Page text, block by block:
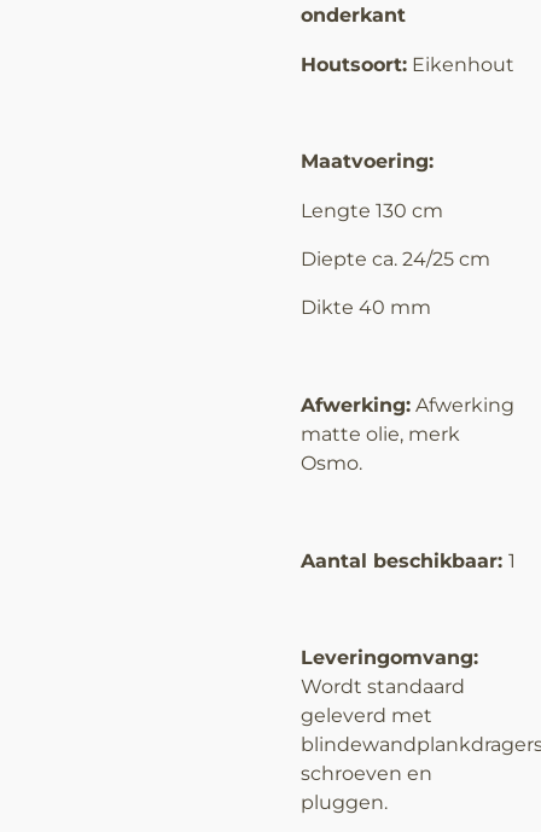
onderkant
Houtsoort: Eikenhout
Maatvoering:
Lengte 130 cm
Diepte ca. 24/25 cm
Dikte 40 mm
Afwerking: Afwerking
matte olie, merk
Osmo.
Aantal beschikbaar: 1
Leveringomvang:
Wordt standaard
geleverd met
schroeven en
pluggen.